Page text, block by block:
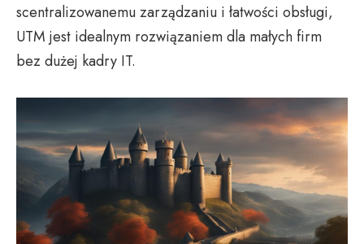
scentralizowanemu zarządzaniu i łatwości obsługi,
UTM jest idealnym rozwiązaniem dla małych firm
bez dużej kadry IT.